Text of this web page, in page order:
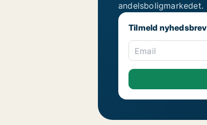
andelsboligmarkedet.
Tilmeld nyhedsbrev
Email